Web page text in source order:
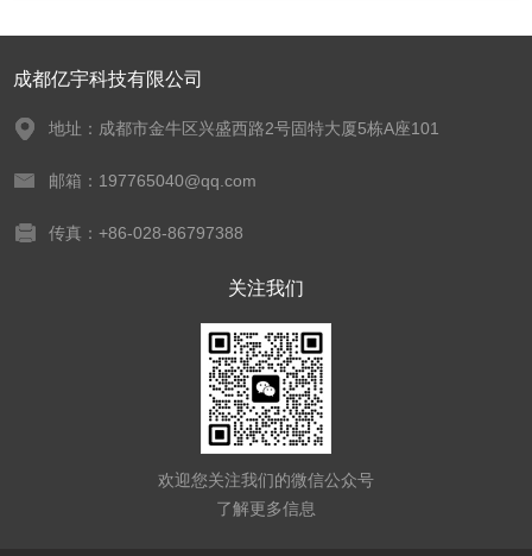
成都亿宇科技有限公司
地址：成都市金牛区兴盛西路2号固特大厦5栋A座101
邮箱：197765040@qq.com
传真：+86-028-86797388
关注我们
欢迎您关注我们的微信公众号
了解更多信息